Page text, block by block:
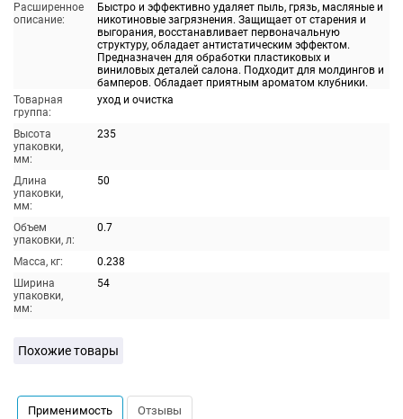
Расширенное
описание:
Быстро и эффективно удаляет пыль, грязь, масляные и
никотиновые загрязнения. Защищает от старения и
выгорания, восстанавливает первоначальную
структуру, обладает антистатическим эффектом.
Предназначен для обработки пластиковых и
виниловых деталей салона. Подходит для молдингов и
бамперов. Обладает приятным ароматом клубники.
Товарная
группа:
уход и очистка
Высота
упаковки,
мм:
235
Длина
упаковки,
мм:
50
Объем
упаковки, л:
0.7
Масса, кг:
0.238
Ширина
упаковки,
мм:
54
Похожие товары
Применимость Отзывы